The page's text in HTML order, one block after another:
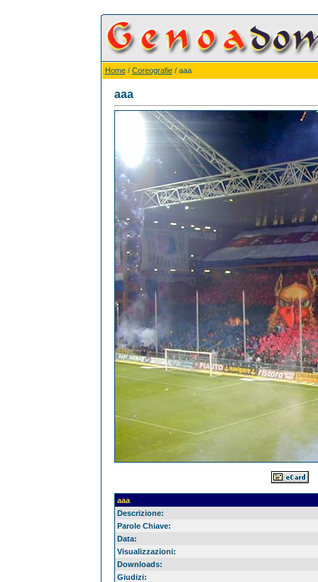
Home/ Coreografie/ aaa
aaa
aaa
Descrizione:
Parole Chiave:
Data:
Visualizzazioni:
Downloads:
Giudizi: